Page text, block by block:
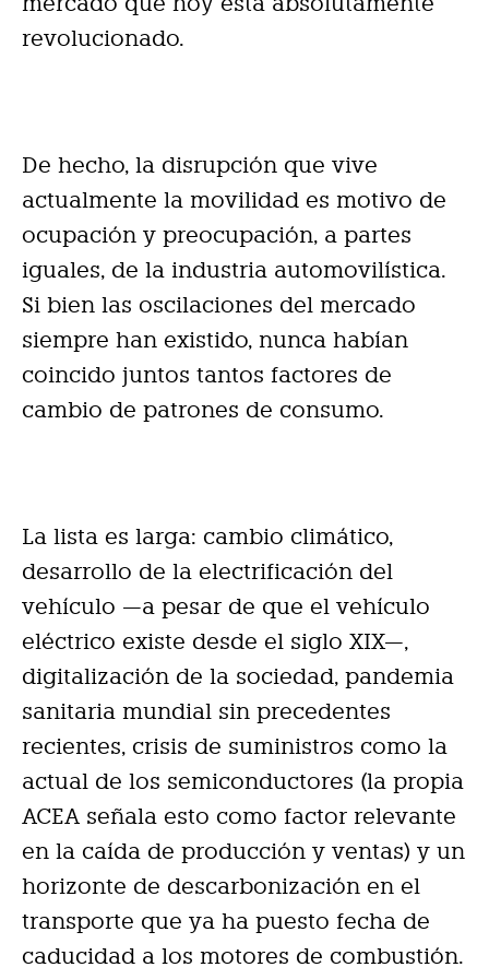
revolucionado.
De hecho, la disrupción que vive
actualmente la movilidad es motivo de
ocupación y preocupación, a partes
iguales, de la industria automovilística.
Si bien las oscilaciones del mercado
siempre han existido, nunca habían
coincido juntos tantos factores de
cambio de patrones de consumo.
La lista es larga: cambio climático,
desarrollo de la electrificación del
vehículo —a pesar de que el vehículo
eléctrico existe desde el siglo XIX—,
digitalización de la sociedad, pandemia
sanitaria mundial sin precedentes
recientes, crisis de suministros como la
actual de los semiconductores (la propia
ACEA señala esto como factor relevante
en la caída de producción y ventas) y un
horizonte de descarbonización en el
transporte que ya ha puesto fecha de
caducidad a los motores de combustión.